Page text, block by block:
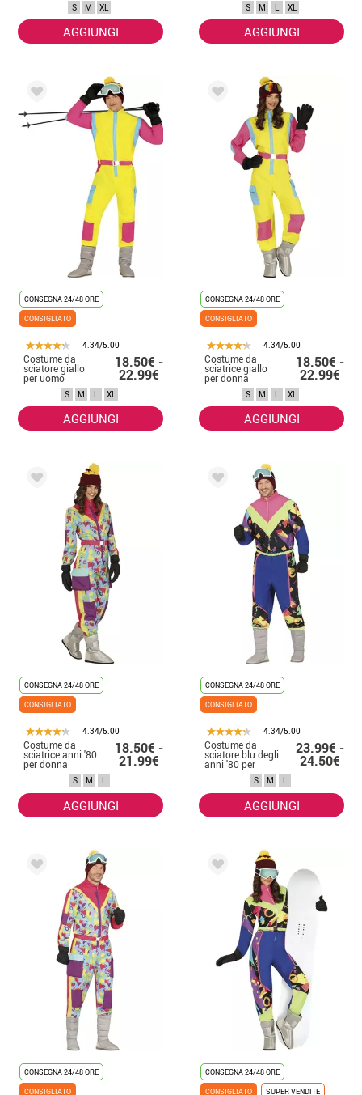
S M XL
AGGIUNGI
S M L XL
AGGIUNGI
CONSEGNA 24/48 ORE
CONSIGLIATO
4.34/5.00
Costume da
sciatore giallo
per uomo
18.50€ -
22.99€
S M L XL
AGGIUNGI
CONSEGNA 24/48 ORE
CONSIGLIATO
4.34/5.00
Costume da
sciatrice giallo
per donna
18.50€ -
22.99€
S M L XL
AGGIUNGI
CONSEGNA 24/48 ORE
CONSIGLIATO
4.34/5.00
Costume da
sciatrice anni '80
per donna
18.50€ -
21.99€
S M L
AGGIUNGI
CONSEGNA 24/48 ORE
CONSIGLIATO
4.34/5.00
Costume da
sciatore blu degli
anni '80 per
23.99€ -
24.50€
S M L
AGGIUNGI
CONSEGNA 24/48 ORE
CONSIGLIATO
CONSEGNA 24/48 ORE
CONSIGLIATO
SUPER VENDITE